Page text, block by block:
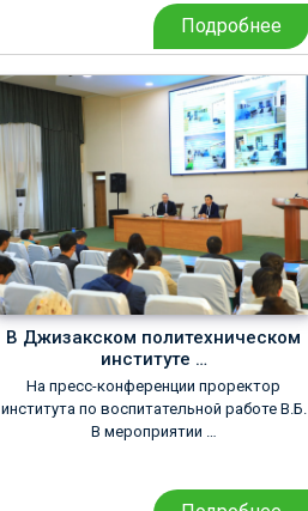
Подробнее
В Джизакском политехническом
институте …
На пресс-конференции проректор
института по воспитательной работе В.Б.
В мероприятии …